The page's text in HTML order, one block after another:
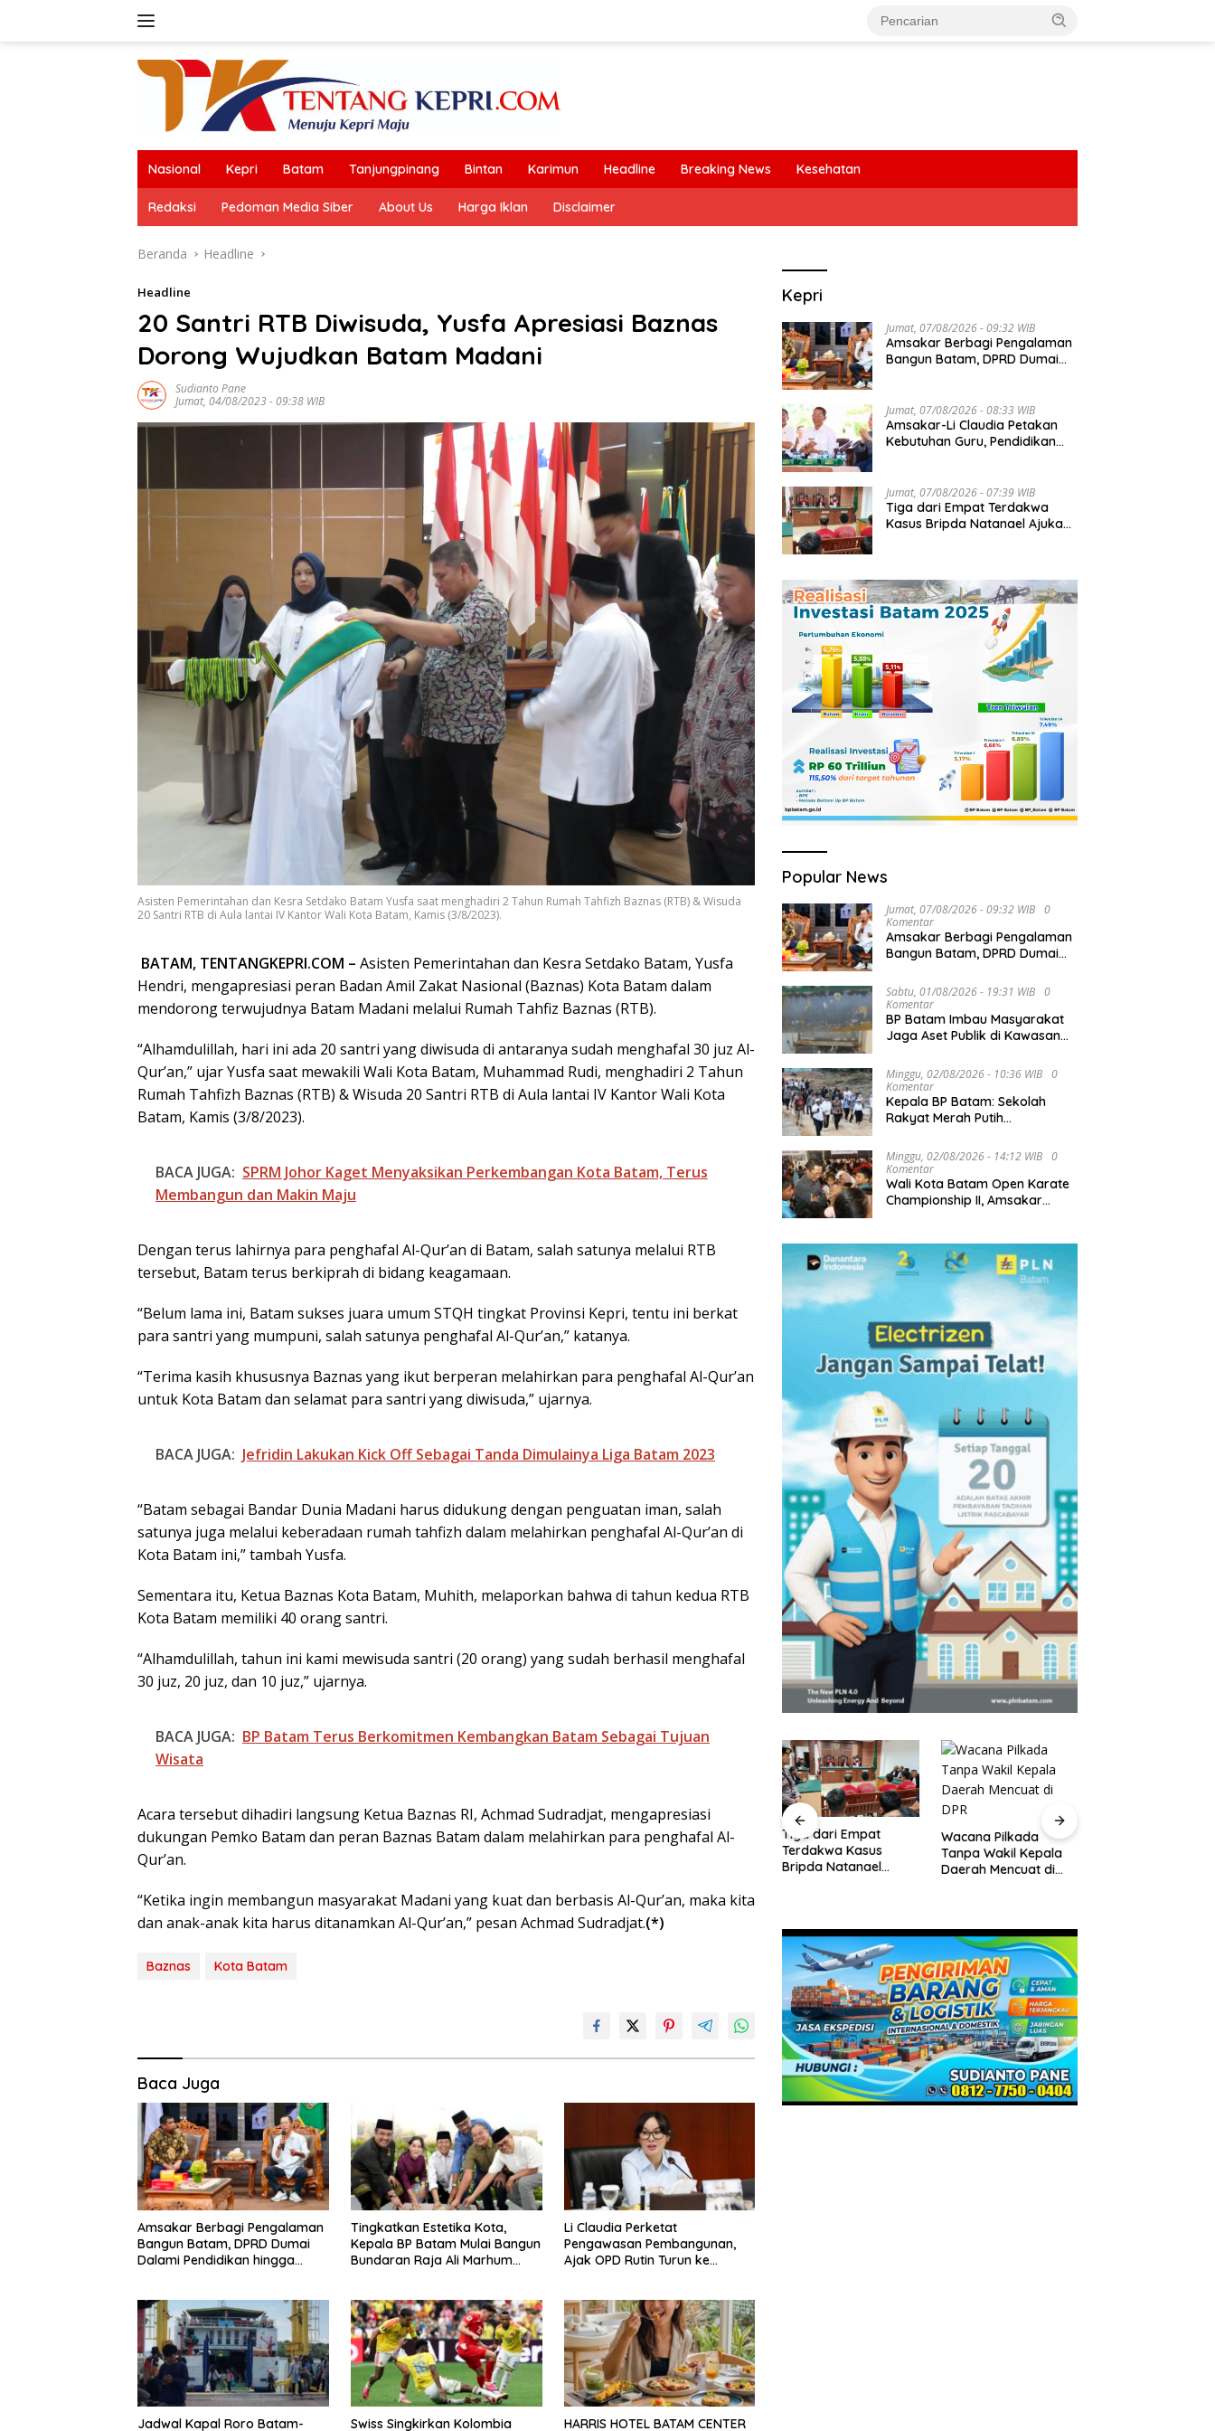
Nasional Kepri Batam Tanjungpinang Bintan Karimun Headline Breaking News Kesehatan
Redaksi Pedoman Media Siber About Us Harga Iklan Disclaimer
Beranda Headline
Headline
20 Santri RTB Diwisuda, Yusfa Apresiasi Baznas
Dorong Wujudkan Batam Madani
Sudianto Pane
Jumat, 04/08/2023 - 09:38 WIB
Asisten Pemerintahan dan Kesra Setdako Batam Yusfa saat menghadiri 2 Tahun Rumah Tahfizh Baznas (RTB) & Wisuda
20 Santri RTB di Aula lantai IV Kantor Wali Kota Batam, Kamis (3/8/2023).
BATAM, TENTANGKEPRI.COM – Asisten Pemerintahan dan Kesra Setdako Batam, Yusfa
Hendri, mengapresiasi peran Badan Amil Zakat Nasional (Baznas) Kota Batam dalam
mendorong terwujudnya Batam Madani melalui Rumah Tahfiz Baznas (RTB).
“Alhamdulillah, hari ini ada 20 santri yang diwisuda di antaranya sudah menghafal 30 juz Al-
Qur’an,” ujar Yusfa saat mewakili Wali Kota Batam, Muhammad Rudi, menghadiri 2 Tahun
Rumah Tahfizh Baznas (RTB) & Wisuda 20 Santri RTB di Aula lantai IV Kantor Wali Kota
Batam, Kamis (3/8/2023).
BACA JUGA: SPRM Johor Kaget Menyaksikan Perkembangan Kota Batam, Terus
Membangun dan Makin Maju
Dengan terus lahirnya para penghafal Al-Qur’an di Batam, salah satunya melalui RTB
tersebut, Batam terus berkiprah di bidang keagamaan.
“Belum lama ini, Batam sukses juara umum STQH tingkat Provinsi Kepri, tentu ini berkat
para santri yang mumpuni, salah satunya penghafal Al-Qur’an,” katanya.
“Terima kasih khususnya Baznas yang ikut berperan melahirkan para penghafal Al-Qur’an
untuk Kota Batam dan selamat para santri yang diwisuda,” ujarnya.
BACA JUGA: Jefridin Lakukan Kick Off Sebagai Tanda Dimulainya Liga Batam 2023
“Batam sebagai Bandar Dunia Madani harus didukung dengan penguatan iman, salah
satunya juga melalui keberadaan rumah tahfizh dalam melahirkan penghafal Al-Qur’an di
Kota Batam ini,” tambah Yusfa.
Sementara itu, Ketua Baznas Kota Batam, Muhith, melaporkan bahwa di tahun kedua RTB
Kota Batam memiliki 40 orang santri.
“Alhamdulillah, tahun ini kami mewisuda santri (20 orang) yang sudah berhasil menghafal
30 juz, 20 juz, dan 10 juz,” ujarnya.
BACA JUGA: BP Batam Terus Berkomitmen Kembangkan Batam Sebagai Tujuan
Wisata
Acara tersebut dihadiri langsung Ketua Baznas RI, Achmad Sudradjat, mengapresiasi
dukungan Pemko Batam dan peran Baznas Batam dalam melahirkan para penghafal Al-
Qur’an.
“Ketika ingin membangun masyarakat Madani yang kuat dan berbasis Al-Qur’an, maka kita
dan anak-anak kita harus ditanamkan Al-Qur’an,” pesan Achmad Sudradjat.(*)
Baznas Kota Batam
Baca Juga
Amsakar Berbagi Pengalaman
Bangun Batam, DPRD Dumai
Dalami Pendidikan hingga
Tingkatkan Estetika Kota,
Kepala BP Batam Mulai Bangun
Bundaran Raja Ali Marhum
Li Claudia Perketat
Pengawasan Pembangunan,
Ajak OPD Rutin Turun ke
Jadwal Kapal Roro Batam- Swiss Singkirkan Kolombia HARRIS HOTEL BATAM CENTER
Kepri
Jumat, 07/08/2026 - 09:32 WIB
Amsakar Berbagi Pengalaman
Bangun Batam, DPRD Dumai
Jumat, 07/08/2026 - 08:33 WIB
Amsakar-Li Claudia Petakan
Kebutuhan Guru, Pendidikan
Jumat, 07/08/2026 - 07:39 WIB
Tiga dari Empat Terdakwa
Kasus Bripda Natanael Ajukan
Popular News
Jumat, 07/08/2026 - 09:32 WIB
0
Komentar
Amsakar Berbagi Pengalaman
Bangun Batam, DPRD Dumai
Investasi
Sabtu, 01/08/2026 - 19:31 WIB
0
Komentar
BP Batam Imbau Masyarakat
Jaga Aset Publik di Kawasan
Minggu, 02/08/2026 - 10:36 WIB
0
Komentar
Kepala BP Batam: Sekolah
Rakyat Merah Putih
Keluarga Prasejahtera
Minggu, 02/08/2026 - 14:12 WIB
0
Komentar
Wali Kota Batam Open Karate
Championship II, Amsakar
Berkelanjutan
BP Batam Dukung
Penertiban
Peraturan Perundang-
undangan
Panglima TNI Kunjungi
Lingga
Berkualitas Jadi
Prioritas Batam
Tiga dari Empat
Terdakwa Kasus
Bripda Natanael
Wacana Pilkada
Tanpa Wakil Kepala
Daerah Mencuat di